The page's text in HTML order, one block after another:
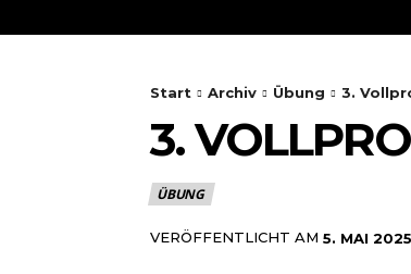
Start Archiv Übung 3.
3.
ÜBUNG
VERÖFFENTLICHT AM 5. MAI 2025